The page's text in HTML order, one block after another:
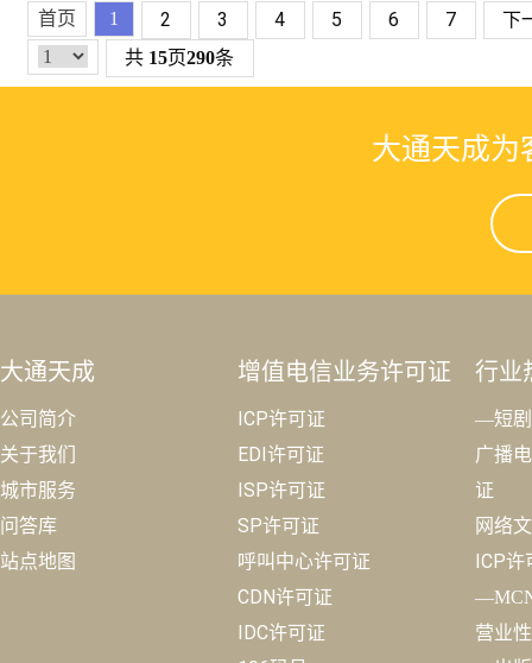
首页 1 2 3 4 5 6 7 下
共 15页290条
大通天成为
大通天成
公司简介
关于我们
城市服务
问答库
站点地图
增值电信业务许可证
ICP许可证
EDI许可证
ISP许可证
SP许可证
呼叫中心许可证
CDN许可证
IDC许可证
行业
—短
广播
证
网络
ICP许
营业